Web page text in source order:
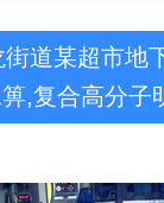
道某超市地
,复合高分子